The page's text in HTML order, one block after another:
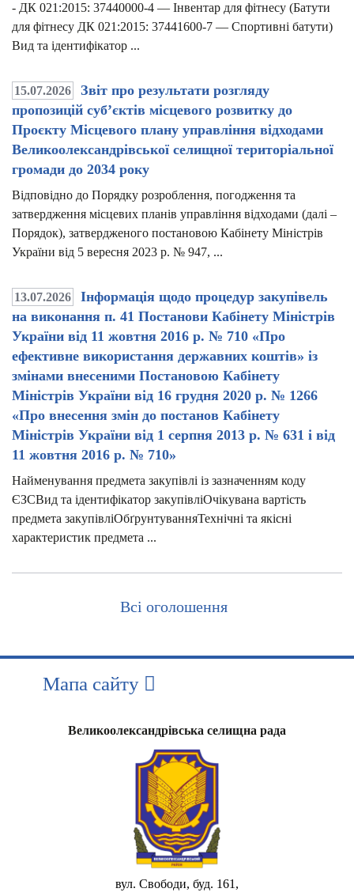
- ДК 021:2015: 37440000-4 — Інвентар для фітнесу (Батути
для фітнесу ДК 021:2015: 37441600-7 — Спортивні батути)
Вид та ідентифікатор ...
15.07.2026
Звіт про результати розгляду
пропозицій суб’єктів місцевого розвитку до
Проєкту Місцевого плану управління відходами
Великоолександрівської селищної територіальної
громади до 2034 року
Відповідно до Порядку розроблення, погодження та
затвердження місцевих планів управління відходами (далі –
Порядок), затвердженого постановою Кабінету Міністрів
України від 5 вересня 2023 р. № 947, ...
13.07.2026
Інформація щодо процедур закупівель
на виконання п. 41 Постанови Кабінету Міністрів
України від 11 жовтня 2016 р. № 710 «Про
ефективне використання державних коштів» із
змінами внесеними Постановою Кабінету
Міністрів України від 16 грудня 2020 р. № 1266
«Про внесення змін до постанов Кабінету
Міністрів України від 1 серпня 2013 р. № 631 і від
11 жовтня 2016 р. № 710»
Найменування предмета закупівлі із зазначенням коду
ЄЗСВид та ідентифікатор закупівліОчікувана вартість
предмета закупівліОбґрунтуванняТехнічні та якісні
характеристик предмета ...
Всі оголошення
Мапа сайту
Великоолександрівська селищна рада
вул. Свободи, буд. 161,